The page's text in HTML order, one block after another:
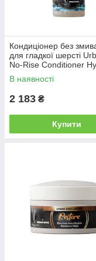
Кондиціонер без
для гладкої шерсті
No-Rise Conditioner
Boom, 95 мл (65893)
В наявності
2 183 ₴
Купити